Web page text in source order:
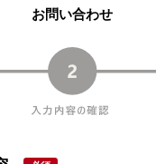
お問い合わせ